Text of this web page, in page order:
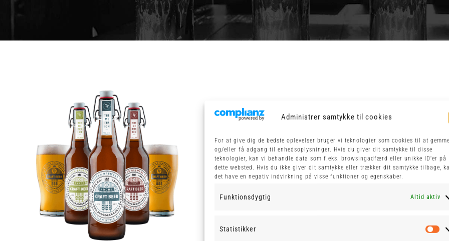
Administrer samtykke til cookies
For at give dig de bedste oplevelser bruger vi teknologier som cookies til at
og/eller få adgang til enhedsoplysninger. Hvis du giver dit samtykke til disse
teknologier, kan vi behandle data som f.eks. browsingadfærd eller unikke ID'er på
dette websted. Hvis du ikke giver dit samtykke eller trækker dit samtykke tilbage,
det have en negativ indvirkning på visse funktioner og egenskaber.
Funktionsdygtig Altid aktiv
Statistikker